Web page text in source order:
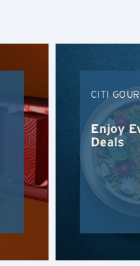
CITI
Enjoy
Deals